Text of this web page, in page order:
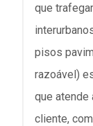
que
pisos
razoável)
que
cliente,